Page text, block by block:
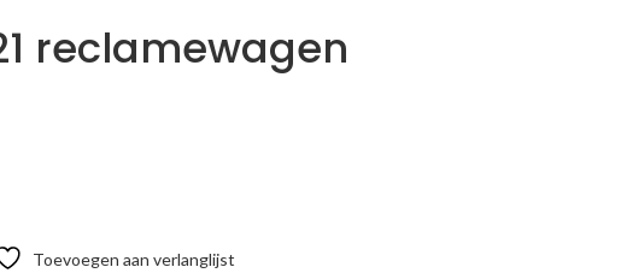
reclamewagen
Toevoegen aan verlanglijst